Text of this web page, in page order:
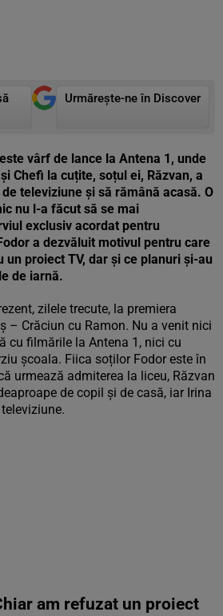
Urmărește-ne în Discover
vârf de lance la Antena 1, unde
Chefi la cuțite, soțul ei, Răzvan, a
televiziune și să rămână acasă. O
nu l-a făcut să se mai
exclusiv acordat pentru
a dezvăluit motivul pentru care
proiect TV, dar și ce planuri și-au
de iarnă.
zilele trecute, la premiera
– Crăciun cu Ramon. Nu a venit nici
cu filmările la Antena 1, nici cu
școala. Fiica soților Fodor este în
urmează admiterea la liceu, Răzvan
de copil și de casă, iar Irina
am refuzat un proiect